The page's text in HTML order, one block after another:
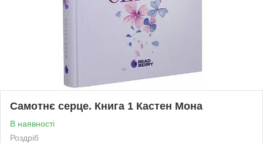
Самотнє серце. Книга 1 Кастен Мона
В наявності
Роздріб